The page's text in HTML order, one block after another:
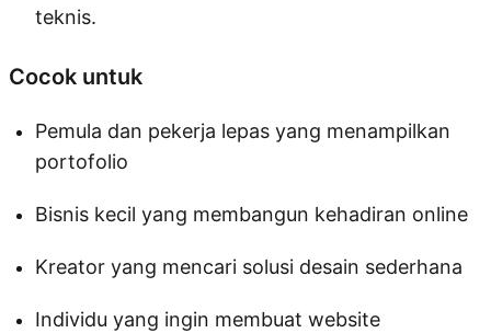
teknis.
Cocok untuk
Pemula dan pekerja lepas yang menampilkan
portofolio
Bisnis kecil yang membangun kehadiran online
Kreator yang mencari solusi desain sederhana
Individu yang ingin membuat website